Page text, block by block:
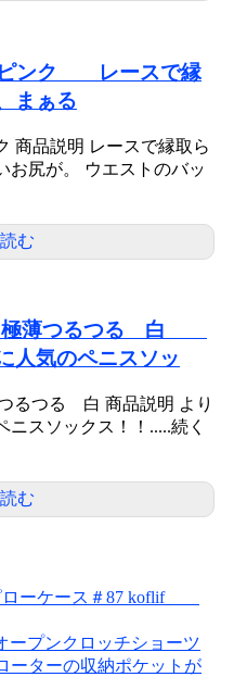
ピンク レースで縁
まぁる
商品説明 レースで縁取ら
お尻が。 ウエストのバッ
む
極薄つるつる 白
人気のペニスソッ
るつる 白 商品説明 より
スソックス！！.....続く
む
ローケース＃87 koflif
ープンクロッチショーツ
ターの収納ポケットが